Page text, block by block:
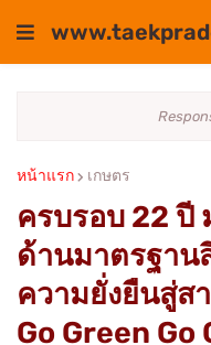
หน้าแรก เกษตร
ครบรอบ 22 ปี
ด้านมาตรฐาน
ความยั่งยืนสู่ส
Go Green Go